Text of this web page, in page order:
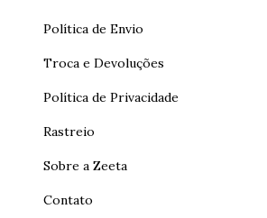
Política de Envio
Troca e Devoluções
Política de Privacidade
Rastreio
Sobre a Zeeta
Contato